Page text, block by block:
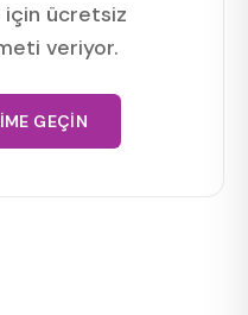
için ücretsiz
veriyor.
GEÇIN